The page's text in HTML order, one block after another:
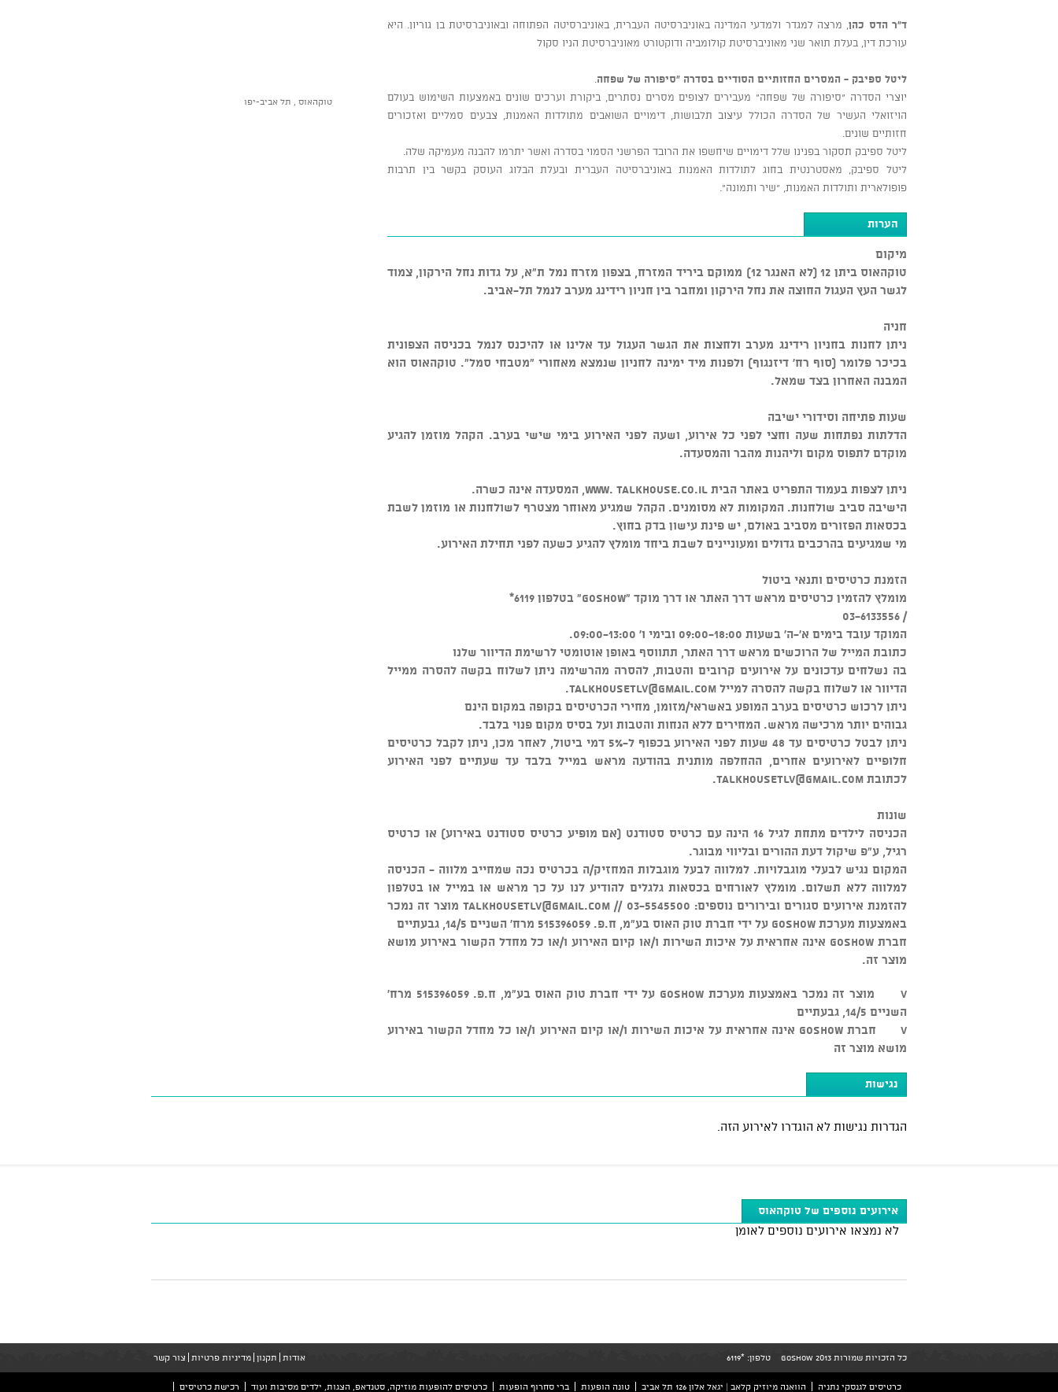
ד"ר הדס כהן, מרצה למגדר ולמדעי המדינה באוניברסיטה העברית, באוניברסיטה הפתוחה ובאוניברסיטת בן גוריון. היא
עורכת דין, בעלת תואר שני מאוניברסיטת קולומביה ודוקטורט מאוניברסיטת הניו סקול
ליטל ספיבק - המסרים החזותיים הסודיים בסדרה "סיפורה של שפחה
יוצרי הסדרה "סיפורה של שפחה" מעבירים לצופים מסרים נסתרים, ביקורת וערכים שונים באמצעות השימוש בעולם
הויזואלי העשיר של הסדרה הכולל עיצוב תלבושות, דימויים השואבים מתולדות האמנות, צבעים סמליים ואזכורים
חזותיים שונים.
ליטל ספיבק תסקור בפנינו שלל דימויים שיחשפו את הרובד הפרשני הסמוי בסדרה ואשר יתרמו להבנה מעמיקה שלה.
ליטל ספיבק, מאסטרנטית בחוג לתולדות האמנות באוניברסיטה העברית ובעלת הבלוג העוסק בקשר בין תרבות
פופולארית ותולדות האמנות, "שיר ותמונה".
הערות
מיקום
טוקהאוס ביתן 12 (לא האנגר 12) ממוקם ביריד המזרח, בצפון מזרח נמל ת"א, על גדות נחל הירקון, צמוד
לגשר העץ העגול החוצה את נחל הירקון ומחבר בין חניון רידינג מערב לנמל תל-אביב.
חניה
ניתן לחנות בחניון רידינג מערב ולחצות את הגשר העגול עד אלינו או להיכנס לנמל בכניסה הצפונית
בכיכר פלומר (סוף רח' דיזנגוף) ולפנות מיד ימינה לחניון שנמצא מאחורי "מטבחי סמל". טוקהאוס הוא
המבנה האחרון בצד שמאל.
שעות פתיחה וסידורי ישיבה
הדלתות נפתחות שעה וחצי לפני כל אירוע, ושעה לפני האירוע בימי שישי בערב. הקהל מוזמן להגיע
מוקדם לתפוס מקום וליהנות מהבר והמסעדה.
ניתן לצפות בעמוד התפריט באתר הבית www. talkhouse.co.il, המסעדה אינה כשרה.
הישיבה סביב שולחנות. המקומות לא מסומנים. הקהל שמגיע מאוחר מצטרף לשולחנות או מוזמן לשבת
בכסאות הפזורים מסביב באולם, יש פינת עישון בדק בחוץ.
מי שמגיעים בהרכבים גדולים ומעוניינים לשבת ביחד מומלץ להגיע כשעה לפני תחילת האירוע.
הזמנת כרטיסים ותנאי ביטול
מומלץ להזמין כרטיסים מראש דרך האתר או דרך מוקד "GOSHOW" בטלפון 6119*
/ 03-6133556
המוקד עובד בימים א'-ה' בשעות 09:00-18:00 ובימי ו' 09:00-13:00.
כתובת המייל של הרוכשים מראש דרך האתר, תתווסף באופן אוטומטי לרשימת הדיוור שלנו
בה נשלחים עדכונים על אירועים קרובים והטבות, להסרה מהרשימה ניתן לשלוח בקשה להסרה ממייל
הדיוור או לשלוח בקשה להסרה למייל talkhousetlv@gmail.com
.
ניתן לרכוש כרטיסים בערב המופע באשראי/מזומן, מחירי הכרטיסים בקופה במקום הינם
גבוהים יותר מרכישה מראש. המחירים ללא הנחות והטבות ועל בסיס מקום פנוי בלבד.
ניתן לבטל כרטיסים עד 48 שעות לפני האירוע בכפוף ל-5% דמי ביטול, לאחר מכן, ניתן לקבל כרטיסים
חלופיים לאירועים אחרים, ההחלפה מותנית בהודעה מראש במייל בלבד עד שעתיים לפני האירוע
לכתובת talkhousetlv@gmail.com
.
שונות
הכניסה לילדים מתחת לגיל 16 הינה עם כרטיס סטודנט (אם מופיע כרטיס סטודנט באירוע) או כרטיס
רגיל, ע"פ שיקול דעת ההורים ובליווי מבוגר.
המקום נגיש לבעלי מוגבלויות. למלווה לבעל מוגבלות המחזיק/ה בכרטיס נכה שמחייב מלווה - הכניסה
למלווה ללא תשלום. מומלץ לאורחים בכסאות גלגלים להודיע לנו על כך מראש או במייל או בטלפון
להזמנת אירועים סגורים ובירורים נוספים: 03-5545500 //
talkhousetlv@gmail.comמוצר זה נמכר
באמצעות מערכת GOSHOW על ידי חברת טוק האוס בע"מ, ח.פ. 515396059 מרח' השניים 14/5, גבעתיים
חברת GOSHOW אינה אחראית על איכות השירות ו/או קיום האירוע ו/או כל מחדל הקשור באירוע מושא
מוצר זה.
v מוצר זה נמכר באמצעות מערכת GOSHOW על ידי חברת טוק האוס בע"מ, ח.פ. 515396059 מרח'
השניים 14/5, גבעתיים
v חברת GOSHOW אינה אחראית על איכות השירות ו/או קיום האירוע ו/או כל מחדל הקשור באירוע
מושא מוצר זה
טוקהאוס , תל אביב-יפו
נגישות
הגדרות נגישות לא הוגדרו לאירוע הזה.
אירועים נוספים של טוקהאוס
לא נמצאו אירועים נוספים לאומן
כל הזכויות שמורות GoShow 2013 טלפון: *6119 אודות תקנון מדיניות פרטיות צור קשר
כרטיסים לגנסקי נתניה הוואנה מיוזיק קלאב | יגאל אלון 126 תל אביב טונה הופעות ברי סחרוף הופעות כרטיסים להופעות מוזיקה, סטנדאפ, הצגות, ילדים מסיבות ועוד רכישת כרטיסים